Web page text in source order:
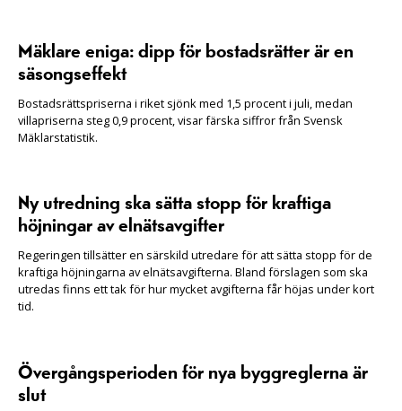
Mäklare eniga: dipp för bostadsrätter är en
säsongseffekt
Bostadsrättspriserna i riket sjönk med 1,5 procent i juli, medan
villapriserna steg 0,9 procent, visar färska siffror från Svensk
Mäklarstatistik.
Ny utredning ska sätta stopp för kraftiga
höjningar av elnätsavgifter
Regeringen tillsätter en särskild utredare för att sätta stopp för de
kraftiga höjningarna av elnätsavgifterna. Bland förslagen som ska
utredas finns ett tak för hur mycket avgifterna får höjas under kort
tid.
Övergångsperioden för nya byggreglerna är
slut